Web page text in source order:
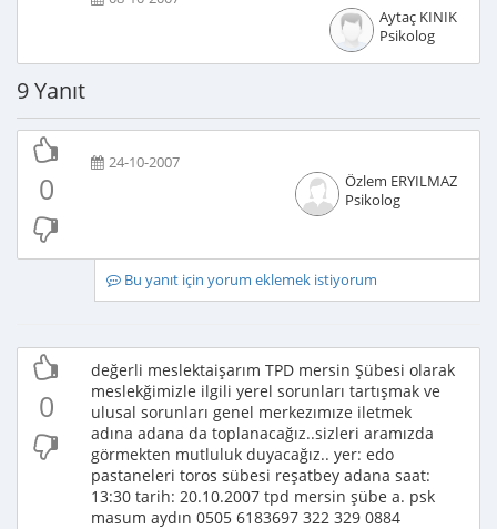
Aytaç KINIK
Psikolog
9 Yanıt
0
24-10-2007
Özlem ERYILMAZ
Psikolog
Bu yanıt için yorum eklemek istiyorum
0
değerli meslektaişarım TPD mersin Şübesi olarak
meslekğimizle ilgili yerel sorunları tartışmak ve
ulusal sorunları genel merkezımıze iletmek
adına adana da toplanacağız..sizleri aramızda
görmekten mutluluk duyacağız.. yer: edo
pastaneleri toros sübesi reşatbey adana saat:
13:30 tarih: 20.10.2007 tpd mersin şübe a. psk
masum aydın 0505 6183697 322 329 0884